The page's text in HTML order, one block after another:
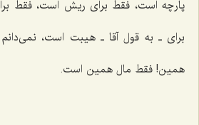
پارچه است، فقط برای ریش است، فقط
برای ـ به قول آقا ـ هیبت است،
همین! فقط مال همین است.